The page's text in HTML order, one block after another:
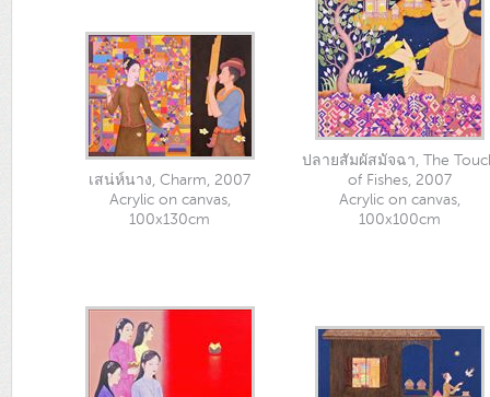
เสน่ห์นาง, Charm, 2007
Acrylic on canvas,
100x130cm
ปลายสัมผัสมัจฉา, The
of Fishes, 2007
Acrylic on canvas,
100x100cm